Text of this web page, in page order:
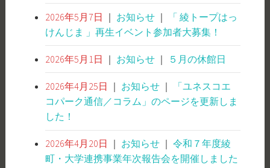
2026年5月7日 ｜ お知らせ｜
「 綾トープはっ
けんじま 」再生イベント参加者大募集！
2026年5月1日 ｜ お知らせ｜ ５月の休館日
2026年4月25日 ｜ お知らせ｜
「ユネスコエ
コパーク通信／コラム」のページを更新しま
した！
2026年4月20日 ｜ お知らせ｜ 令和７年度綾
町・大学連携事業年次報告会を開催しました